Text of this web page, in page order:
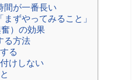
間が一番長い
ずやってみること」
）の効果
る方法
る
けしない